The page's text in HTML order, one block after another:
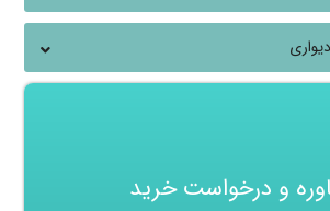
و درخواست خرید